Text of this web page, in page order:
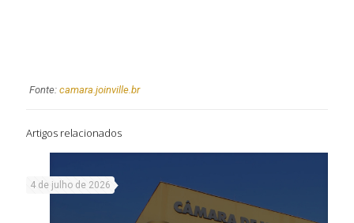
Fonte: camara.joinville.br
Artigos relacionados
4 de julho de 2026